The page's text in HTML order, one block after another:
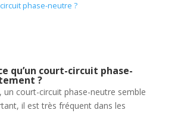
phase-neutre ?
qu’un court-circuit phase-
?
un court-circuit phase-neutre semble
il est très fréquent dans les